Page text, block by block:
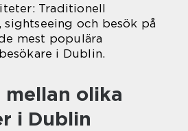
Traditionell
sightseeing och besök på
mest populära
i Dublin.
olika
i Dublin